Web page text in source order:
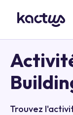
Trouvez